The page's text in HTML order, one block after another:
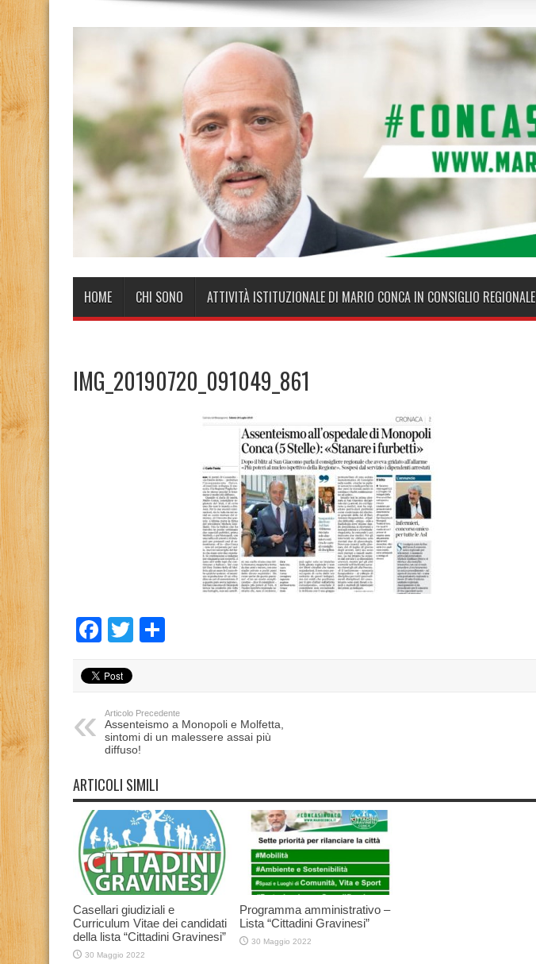
HOME CHI SONO ATTIVITÀ ISTITUZIONALE DI MARIO CONCA IN CONSIGLIO REGIONALE
IMG_20190720_091049_861
Facebook
Twitter
Articolo Precedente
Assenteismo a Monopoli e Molfetta,
sintomi di un malessere assai più
diffuso!
ARTICOLI SIMILI
Casellari giudiziali e
Curriculum Vitae dei candidati
della lista “Cittadini Gravinesi”
30 Maggio 2022
Programma amministrativo –
Lista “Cittadini Gravinesi”
30 Maggio 2022